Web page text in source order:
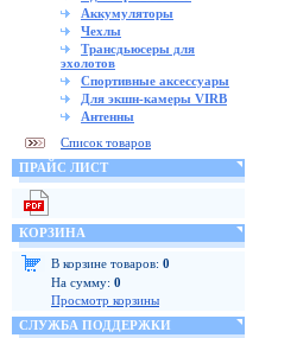
Аккумуляторы
Чехлы
Трансдьюсеры для
эхолотов
Спортивные аксессуары
Для экшн-камеры VIRB
Антенны
Список товаров
ПРАЙС ЛИСТ
КОРЗИНА
В корзине товаров: 0
На сумму: 0
Просмотр корзины
СЛУЖБА ПОДДЕРЖКИ